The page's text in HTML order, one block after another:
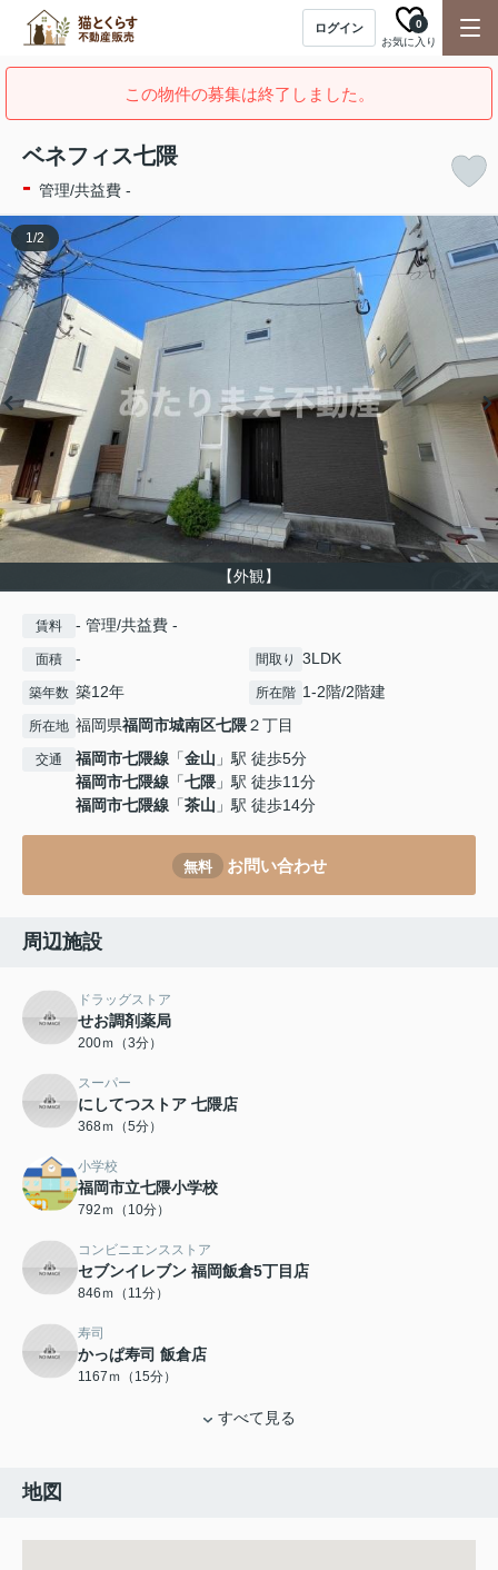
ログイン
お気に入り
0
この物件の募集は終了しました。
ベネフィス七隈
- 管理/共益費 -
【外観】
1/2
賃料 - 管理/共益費 -
面積 - 間取り 3LDK
築年数 築12年 所在階 1-2階/2階建
所在地 福岡県福岡市城南区七隈２丁目
交通 福岡市七隈線 「金山 」駅 徒歩5分
福岡市七隈線 「七隈 」駅 徒歩11分
福岡市七隈線 「茶山 」駅 徒歩14分
無料 お問い合わせ
周辺施設
ドラッグストア
せお調剤薬局
200ｍ（3分）
スーパー
にしてつストア 七隈店
368ｍ（5分）
小学校
福岡市立七隈小学校
792ｍ（10分）
コンビニエンスストア
セブンイレブン 福岡飯倉5丁目店
846ｍ（11分）
寿司
かっぱ寿司 飯倉店
1167ｍ（15分）
すべて見る
地図